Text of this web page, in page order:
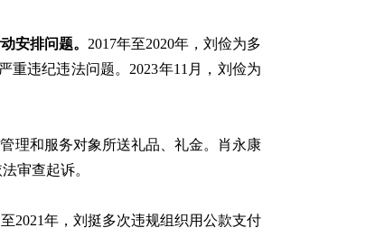
安排问题。 2017年至2020年，刘俭为多
违纪违法问题。2023年11月，刘俭为
理和服务对象所送礼品、礼金。肖永康
审查起诉。
2021年，刘挺多次违规组织用公款支付